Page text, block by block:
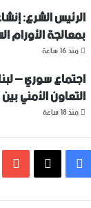
الرئيس الشرع:
بمعالجة الأورام
منذ 16 ساعة
اجتماع سوري –
التعاون ‏الأمني
منذ 18 ساعة
فيسبوك